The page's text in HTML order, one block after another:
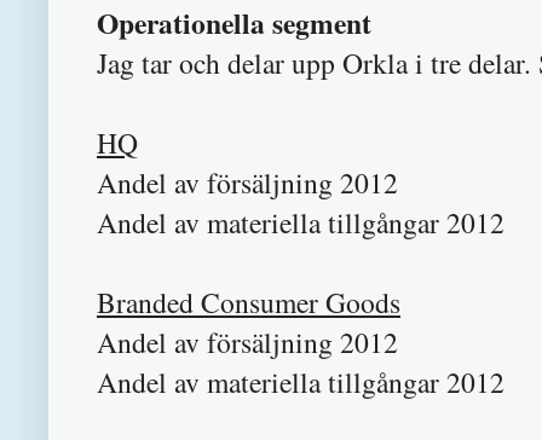
Operationella segment
Jag tar och delar upp Orkla i tre
HQ
Andel av försäljning
Andel av materiella tillgångar
Branded Consumer Goods
Andel av försäljning
Andel av materiella tillgångar